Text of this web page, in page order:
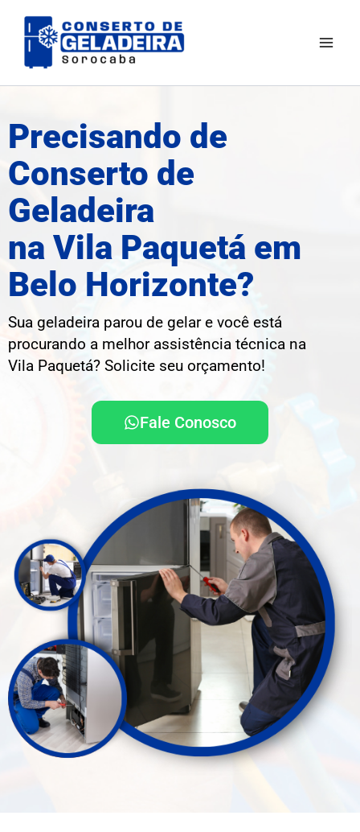
para
Precisando de
Conserto de
Geladeira
na Vila Paquetá em
Belo Horizonte?
Sua geladeira parou de gelar e você está
procurando a melhor assistência técnica na
Vila Paquetá? Solicite seu orçamento!
Fale Conosco